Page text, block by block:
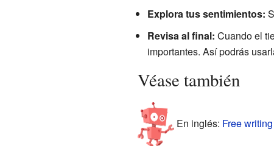
Explora tus sentimientos:
Revisa al final: Cuando el
importantes. Así podrás
Véase también
En inglés: Free